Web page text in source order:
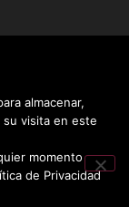
almacenar,
visita en este
momento
de Privacidad